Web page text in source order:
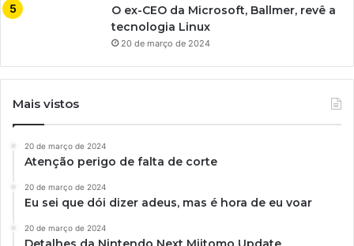
O ex-CEO da Microsoft, Ballmer, revê a
tecnologia Linux
20 de março de 2024
Mais vistos
20 de março de 2024
Atenção perigo de falta de corte
20 de março de 2024
Eu sei que dói dizer adeus, mas é hora de eu voar
20 de março de 2024